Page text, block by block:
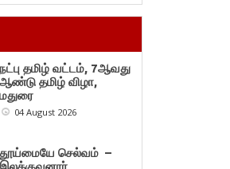
நட்பு தமிழ் வட்டம், 7ஆவது
ஆண்டு தமிழ் விழா,
மதுரை
04 August 2026
தூய்மையே செல்வம் –